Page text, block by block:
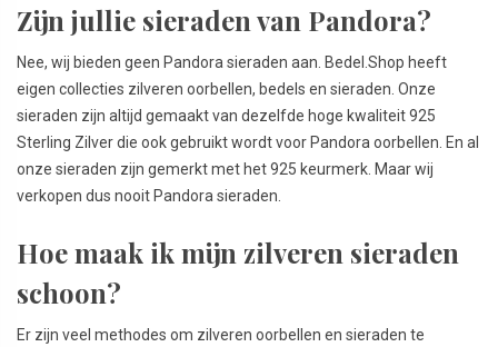
Zijn jullie sieraden van Pandora?
Nee, wij bieden geen Pandora sieraden aan. Bedel.Shop heeft
eigen collecties zilveren oorbellen, bedels en sieraden. Onze
sieraden zijn altijd gemaakt van dezelfde hoge kwaliteit 925
Sterling Zilver die ook gebruikt wordt voor Pandora oorbellen. En al
onze sieraden zijn gemerkt met het 925 keurmerk. Maar wij
verkopen dus nooit Pandora sieraden.
Hoe maak ik mijn zilveren sieraden
schoon?
Er zijn veel methodes om zilveren oorbellen en sieraden te